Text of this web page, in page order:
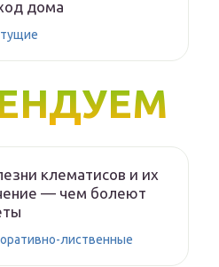
дома
клематисов и их
— чем болеют
лиственные